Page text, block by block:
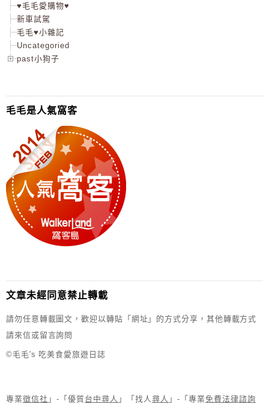
♥毛毛愛購物♥
新車試駕
毛毛♥小雜記
Uncategoried
past小狗子
毛毛是人氣窩客
文章未經同意禁止轉載
請勿任意轉載圖文，歡迎以轉貼「網址」的方式分享，其他轉載方式
請來信或留言詢問
©毛毛's 吃美食愛旅遊日誌
專業徵信社 」-「優質台中尋人 」「找人 尋人 」-「專業免費法律諮詢